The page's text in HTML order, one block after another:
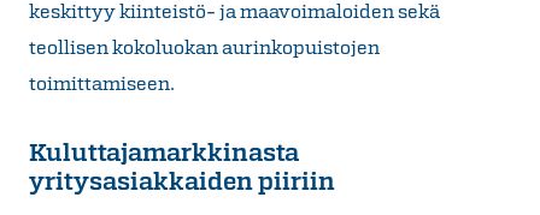
keskittyy kiinteistö- ja maavoimaloiden sekä
teollisen kokoluokan aurinkopuistojen
toimittamiseen.
Kuluttajamarkkinasta
yritysasiakkaiden piiriin